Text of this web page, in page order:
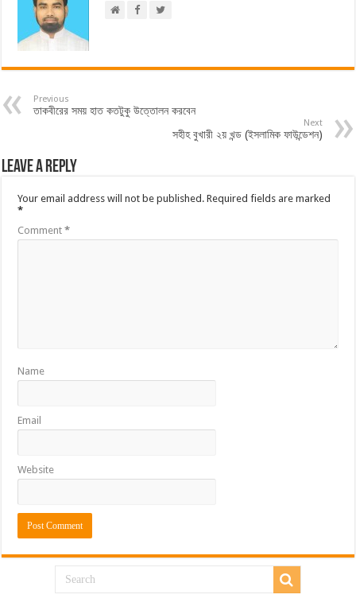
Previous
তাকবীরের সময় হাত কতটুকু উত্তোলন করবেন
Next
সহীহ বুখারী ২য় খন্ড (ইসলামিক ফাউন্ডেশন)
Leave a Reply
Your email address will not be published. Required fields are marked
*
Comment*
Name
Email
Website